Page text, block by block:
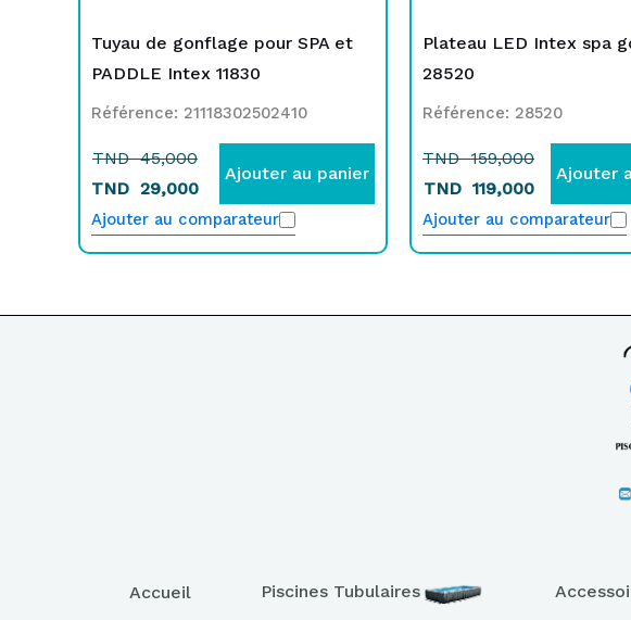
Tuyau de gonflage pour SPA et
PADDLE Intex 11830
Référence: 21118302502410
TND45,000
TND 29,000
Ajouter au panier
Ajouter au comparateur
Plateau LED Intex spa
28520
Référence: 28520
TND159,000
TND 119,000
Ajouter
Ajouter au comparateur
Accueil Piscines Tubulaires